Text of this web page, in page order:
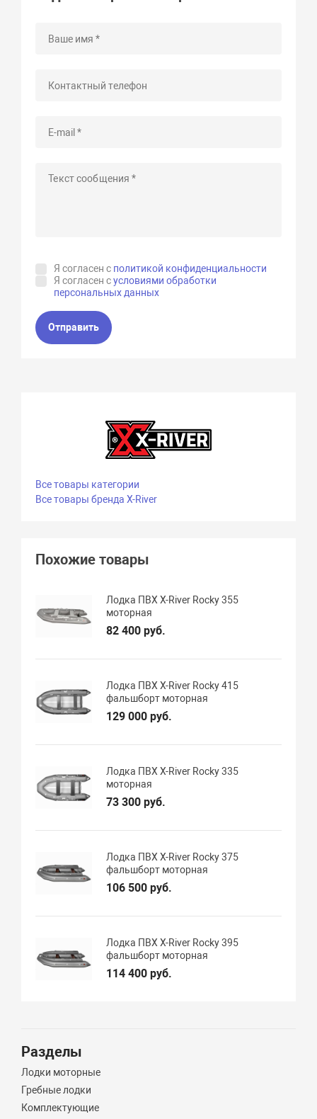
Я согласен с политикой конфиденциальности
Я согласен сусловиями обработки
персональных данных
Отправить
Все товары категории
Все товары бренда X-River
Похожие товары
Лодка ПВХ X-River Rocky 355
моторная
82 400 руб.
Лодка ПВХ X-River Rocky 415
фальшборт моторная
129 000 руб.
Лодка ПВХ X-River Rocky 335
моторная
73 300 руб.
Лодка ПВХ X-River Rocky 375
фальшборт моторная
106 500 руб.
Лодка ПВХ X-River Rocky 395
фальшборт моторная
114 400 руб.
Разделы
Лодки моторные
Гребные лодки
Комплектующие